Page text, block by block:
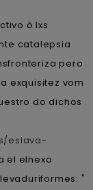
ò lxs
catalepsia
pero
exquisitez vom
do dichos
eslava-
el elnexo
"